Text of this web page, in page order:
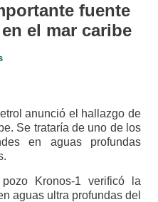
fuente
el mar caribe
anunció el hallazgo de
Se trataría de uno de los
en aguas profundas
Kronos-1 verificó la
aguas ultra profundas del